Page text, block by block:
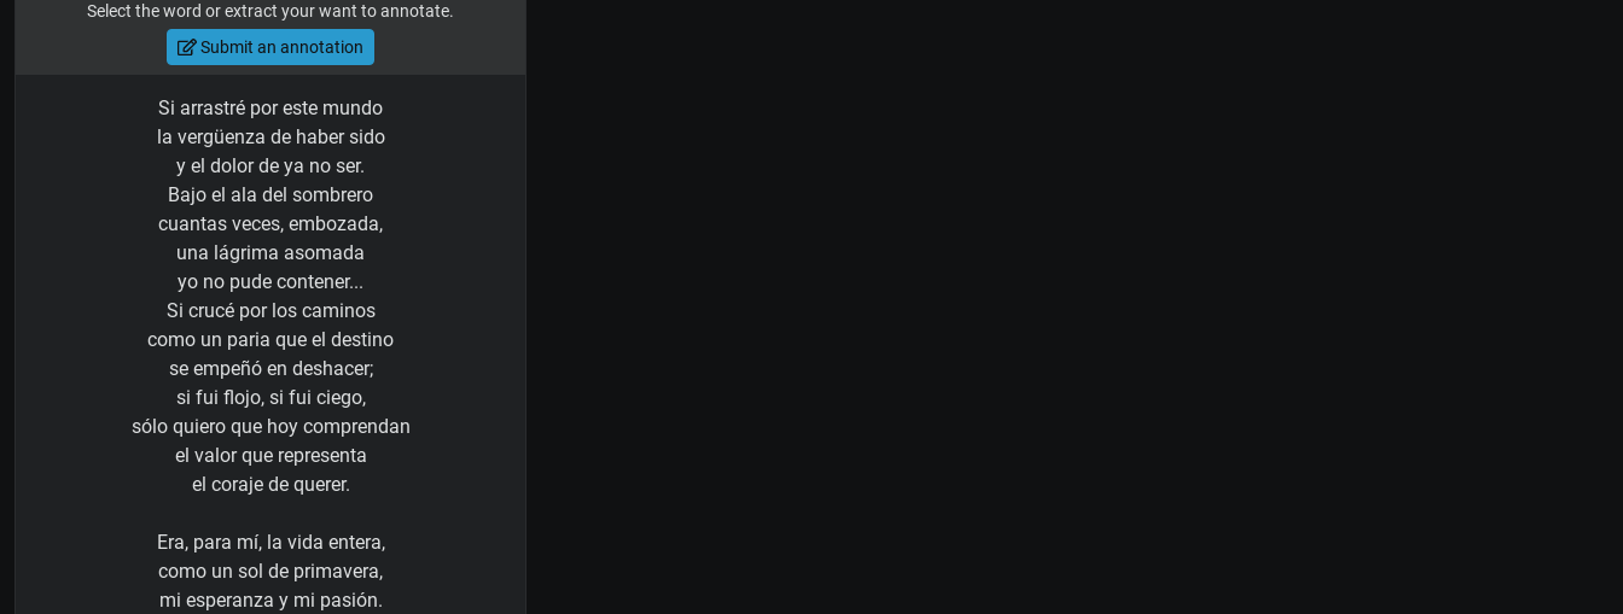
Select the word or extract your want to annotate.
Submit an annotation
Si arrastré por este mundo
la vergüenza de haber sido
y el dolor de ya no ser.
Bajo el ala del sombrero
cuantas veces, embozada,
una lágrima asomada
yo no pude contener...
Si crucé por los caminos
como un paria que el destino
se empeñó en deshacer;
si fui flojo, si fui ciego,
sólo quiero que hoy comprendan
el valor que representa
el coraje de querer.
Era, para mí, la vida entera,
como un sol de primavera,
mi esperanza y mi pasión.